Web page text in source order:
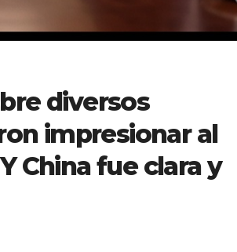
diversos
impresionar al
China fue clara y